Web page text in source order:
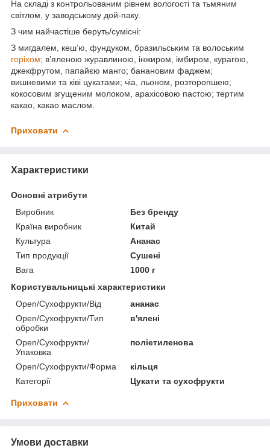
На складі з контрольованим рівнем вологості та тьмяним
світлом, у заводському дой-паку.
З чим найчастіше беруть/cумісні:
З мигдалем, кеш’ю, фундуком, бразильським та волоським
горіхом; в’яленою журавлиною, інжиром, імбиром, курагою,
джекфрутом, папайєю манго; банановим фаджем;
вишневими та ківі цукатами; чіа, льоном, розторопшею;
кокосовим згущеним молоком, арахісовою пастою; тертим
какао, какао маслом.
Приховати
Характеристики
Основні атрибути
Виробник
Без бренду
Країна виробник
Китай
Культура
Ананас
Тип продукції
Сушені
Вага
1000 г
Користувальницькі характеристики
Open/Сухофрукти/Від
ананас
Open/Сухофрукти/Тип
обробки
в'ялені
Open/Сухофрукти/
Упаковка
поліетиленова
Open/Сухофрукти/Форма
кільця
Категорії
Цукати та сухофрукти
Приховати
Умови доставки